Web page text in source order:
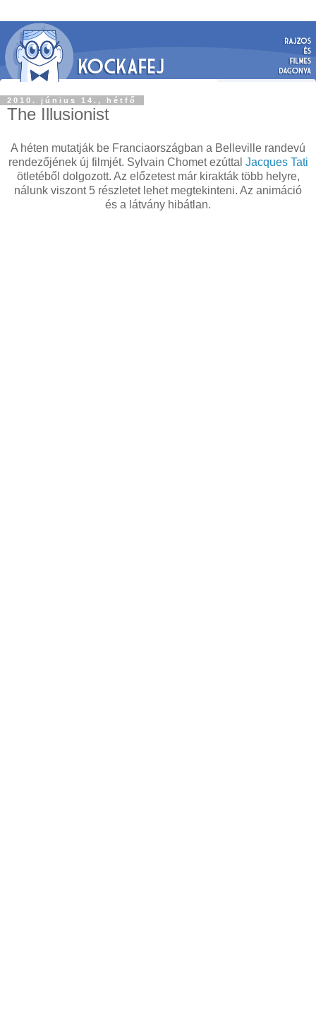
2010. június 14., hétfő
The Illusionist
A héten mutatják be Franciaországban a Belleville randevú
rendezőjének új filmjét. Sylvain Chomet ezúttal Jacques Tati
ötletéből dolgozott. Az előzetest már kirakták több helyre,
nálunk viszont 5 részletet lehet megtekinteni. Az animáció
és a látvány hibátlan.